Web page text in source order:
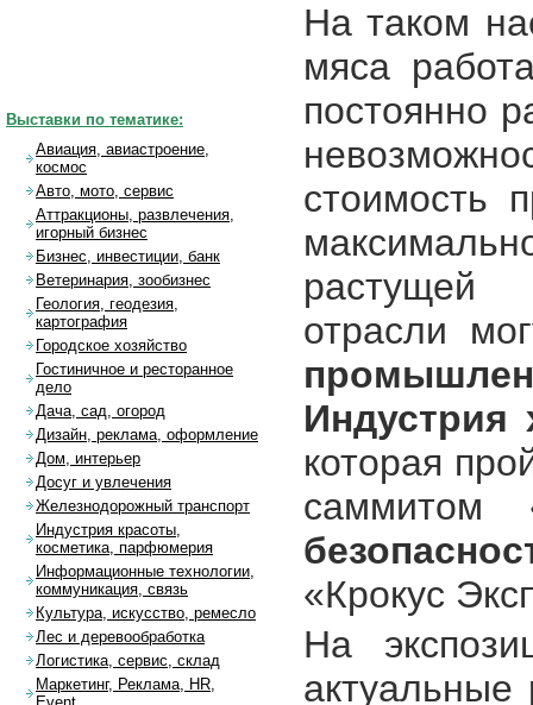
На таком
мяса
постоянно
стоимость
растущей
отрасли
Индустрия
которая
саммитом
«Крокус
На
Выставки по тематике:
Авиация, авиастроение,
космос
Авто, мото, сервис
Аттракционы, развлечения,
игорный бизнес
Бизнес, инвестиции, банк
Ветеринария, зообизнес
Геология, геодезия,
картография
Городское хозяйство
Гостиничное и ресторанное
дело
Дача, сад, огород
Дизайн, реклама, оформление
Дом, интерьер
Досуг и увлечения
Железнодорожный транспорт
Индустрия красоты,
косметика, парфюмерия
Информационные технологии,
коммуникация, связь
Культура, искусство, ремесло
Лес и деревообработка
Логистика, сервис, склад
Маркетинг, Реклама, HR,